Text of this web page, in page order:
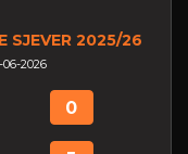
SJEVER 2025/26
06-2026
0